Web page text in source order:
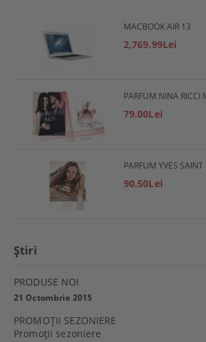
MACBOOK AIR 13
2,769.99Lei
79.00Lei
90.50Lei
Ştiri
PRODUSE NOI
21 Octombrie 2015
PROMOŢII SEZONIERE
Promoţii sezoniere